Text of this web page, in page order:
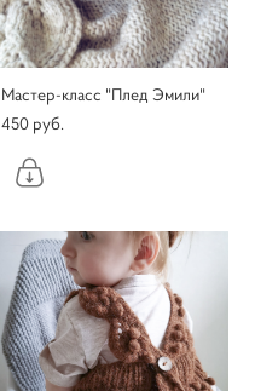
Мастер-класс "Плед Эмили"
450 pуб.